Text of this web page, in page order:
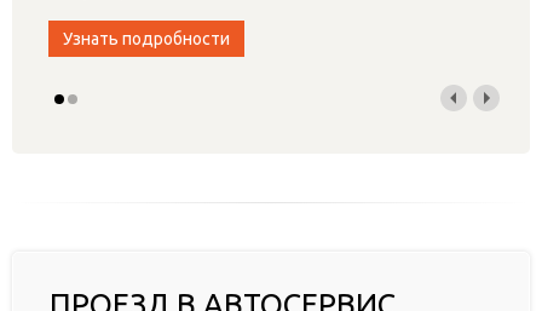
Узнать подробности